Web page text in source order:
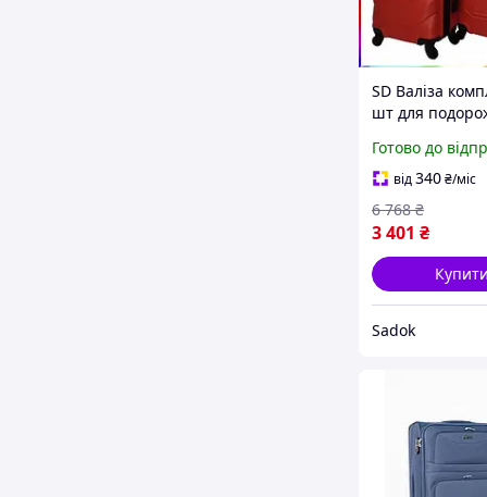
SD Валіза
шт для
червона з
телескопічною
Sadok top Sad-03
Готово до
від340₴/міс
3 401 ₴
6 768 ₴
Купити
Sadok